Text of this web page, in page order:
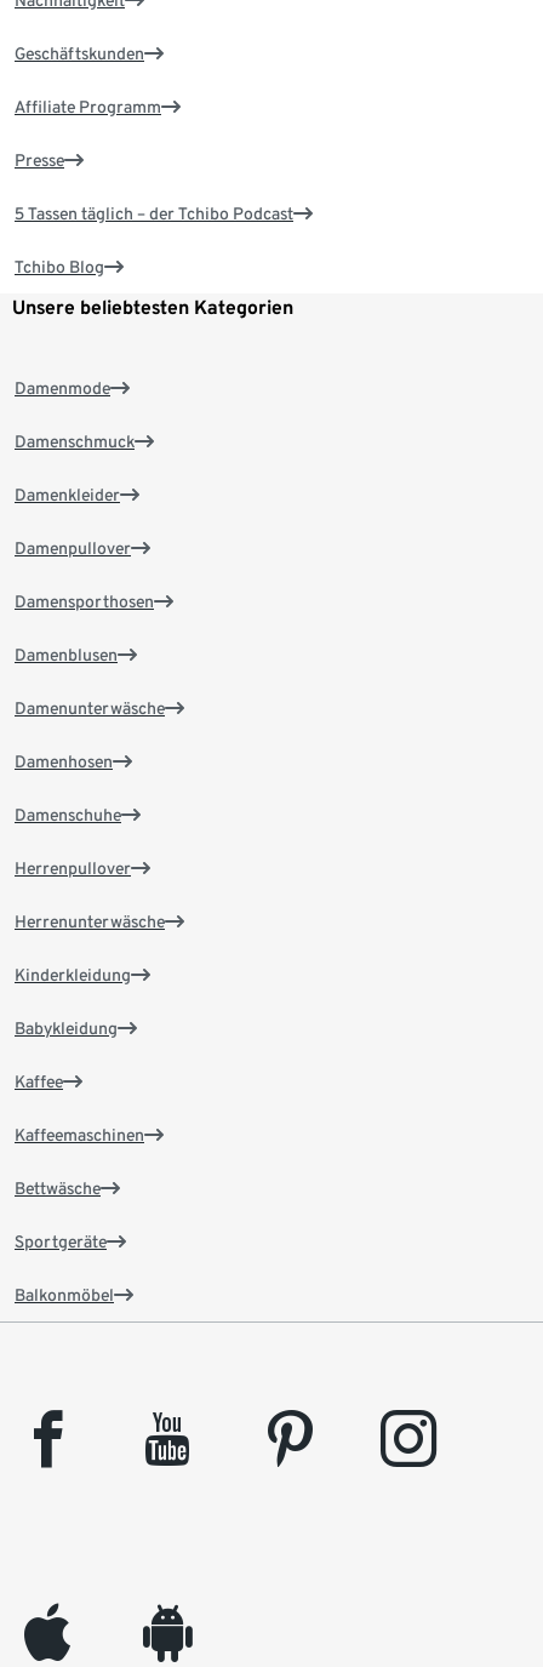
Geschäftskunden
Affiliate Programm
Presse
5 Tassen täglich – der Tchibo Podcast
Tchibo Blog
Unsere beliebtesten Kategorien
Damenmode
Damenschmuck
Damenkleider
Damenpullover
Damensporthosen
Damenblusen
Damenunterwäsche
Damenhosen
Damenschuhe
Herrenpullover
Herrenunterwäsche
Kinderkleidung
Babykleidung
Kaffee
Kaffeemaschinen
Bettwäsche
Sportgeräte
Balkonmöbel
facebook youtube pinterest instagram
appleinc android